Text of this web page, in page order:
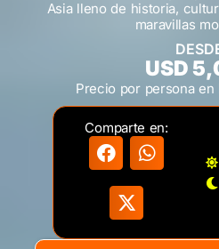
Asia lleno de historia,
maravillas
USD
Precio por persona en
Comparte en: